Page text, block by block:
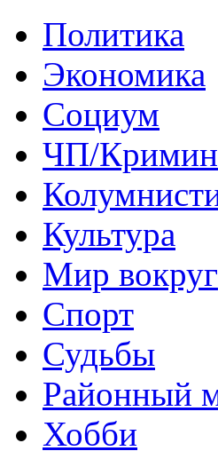
Политика
Экономика
Социум
ЧП/
Культура
Мир вокруг
Спорт
Судьбы
Районный
Хобби